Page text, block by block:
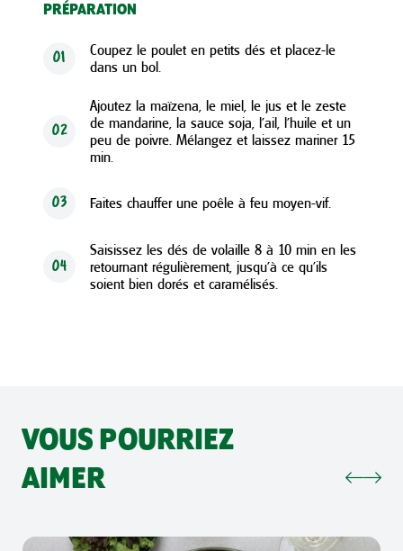
PRÉPARATION
01
Coupez le poulet en petits dés et placez-le
dans un bol.
02
Ajoutez la maïzena, le miel, le jus et le zeste
de mandarine, la sauce soja, l’ail, l’huile et un
peu de poivre. Mélangez et laissez mariner 15
min.
03 Faites chauffer une poêle à feu moyen-vif.
04
Saisissez les dés de volaille 8 à 10 min en les
retournant régulièrement, jusqu’à ce qu’ils
soient bien dorés et caramélisés.
VOUS POURRIEZ
AIMER